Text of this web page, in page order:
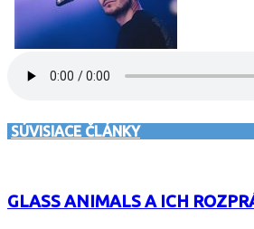
SÚVISIACE ČLÁNKY
GLASS ANIMALS A ICH